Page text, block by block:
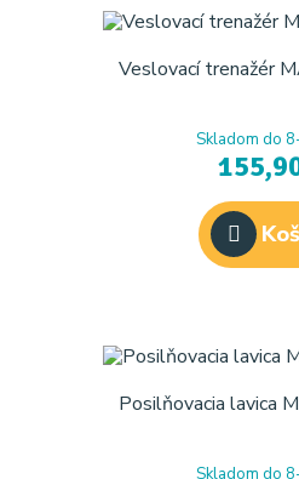
Veslovací trenažér
Skladom do
Posilňovacia lavica
Skladom do